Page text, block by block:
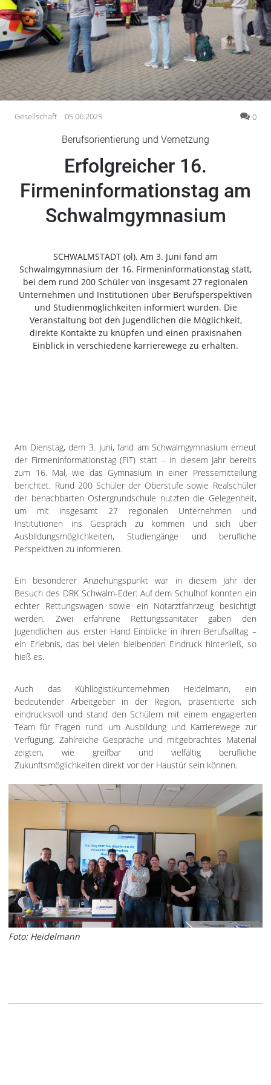
Gesundheit
Kultur
Lifestyle
Wirtschaft
Vogelsberg
Alsfeld
Romrod
Homberg
Ohm
Schotten
Antrifttal
Feldatal
Freiensteinau
Gemünden
Grebenau
Grebenhain
Herbstein
Wartenberg
Schwalm
Fulda
Gießen
Impressum
Gesellschaft 05.06.2025 0
Berufsorientierung und Vernetzung
Erfolgreicher 16.
Firmeninformationstag am
Schwalmgymnasium
SCHWALMSTADT (ol). Am 3. Juni fand am
Schwalmgymnasium der 16. Firmeninformationstag statt,
bei dem rund 200 Schüler von insgesamt 27 regionalen
Unternehmen und Institutionen über Berufsperspektiven
und Studienmöglichkeiten informiert wurden. Die
Veranstaltung bot den Jugendlichen die Möglichkeit,
direkte Kontakte zu knüpfen und einen praxisnahen
Einblick in verschiedene karrierewege zu erhalten.
Am Dienstag, dem 3. Juni, fand am Schwalmgymnasium erneut
der Firmeninformationstag (FIT) statt – in diesem Jahr bereits
zum 16. Mal, wie das Gymnasium in einer Pressemitteilung
berichtet. Rund 200 Schüler der Oberstufe sowie Realschüler
der benachbarten Ostergrundschule nutzten die Gelegenheit,
um mit insgesamt 27 regionalen Unternehmen und
Institutionen ins Gespräch zu kommen und sich über
Ausbildungsmöglichkeiten, Studiengänge und berufliche
Perspektiven zu informieren.
Ein besonderer Anziehungspunkt war in diesem Jahr der
Besuch des DRK Schwalm-Eder: Auf dem Schulhof konnten ein
echter Rettungswagen sowie ein Notarztfahrzeug besichtigt
werden. Zwei erfahrene Rettungssanitäter gaben den
Jugendlichen aus erster Hand Einblicke in ihren Berufsalltag –
ein Erlebnis, das bei vielen bleibenden Eindruck hinterließ, so
hieß es.
Auch das Kühllogistikunternehmen Heidelmann, ein
bedeutender Arbeitgeber in der Region, präsentierte sich
eindrucksvoll und stand den Schülern mit einem engagierten
Team für Fragen rund um Ausbildung und Karrierewege zur
Verfügung. Zahlreiche Gespräche und mitgebrachtes Material
zeigten, wie greifbar und vielfältig berufliche
Zukunftsmöglichkeiten direkt vor der Haustür sein können.
Foto: Heidelmann